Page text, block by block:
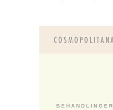
B E H A N D L I N G E R